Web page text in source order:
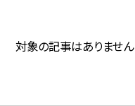
対象の記事はありません